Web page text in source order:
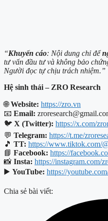
“Khuyến cáo: Nội dung chỉ để
tư vấn đầu tư và không bảo
Người đọc tự chịu trách nhiệm.”
Hệ sinh thái – ZRO Research
🌐 Website: https://zro.vn
📧 Email:
🐦 X (Twitter): https://x.com/
💬 Telegram: https://t.me/
🎵 TT: https://www.tiktok.com/
📘 Facebook: https://
📸 Insta: https://instagram.com/
▶️ YouTube: https://
Chia sẻ bài viết: